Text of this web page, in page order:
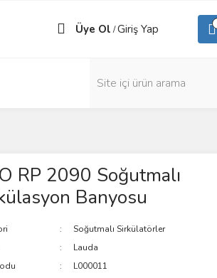
Üye Ol /Giriş Yap
RP 2090 Soğutmalı
Banyosu
Soğutmalı Sirkülatörler
Lauda
L000011